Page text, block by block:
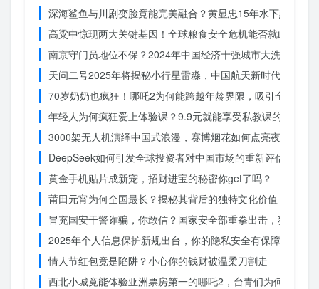
深海鲨鱼与川剧变脸竟能完美融合？黄显忠15年水下默剧惊
高粱中惊现两大关键基因！全球粮食安全危机能否就此终结？
南京守门员地位不保？2024年中国经济十强城市大洗牌
天问二号2025年将揭秘小行星雷淼，中国航天新时代即将开
70岁奶奶也疯狂！哪吒2为何能跨越年龄界限，吸引全民观影
年轻人为何疯狂爱上体验课？9.9元就能享受私教课的秘密
3000架无人机演绎中国式浪漫，赛博烟花如何点亮夜空？
DeepSeek如何引发全球投资者对中国市场的重新评估？
黄金手机贴片成新宠，招财进宝的秘密你get了吗？
莆田元宵为何全国最长？揭秘其背后的独特文化价值
冒充国安干警诈骗，你敢信？国家安全部重拳出击，犯罪团
2025年个人信息保护新规出台，你的隐私安全有保障了吗？
情人节红包竟是陷阱？小心你的钱财被温柔刀割走
西北小城竟能体验亚洲票房第一的哪吒2，台青们为何如此惊